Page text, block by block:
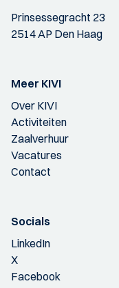
Prinsessegracht 23
2514 AP Den Haag
Meer KIVI
Over KIVI
Activiteiten
Zaalverhuur
Vacatures
Contact
Socials
LinkedIn
X
Facebook